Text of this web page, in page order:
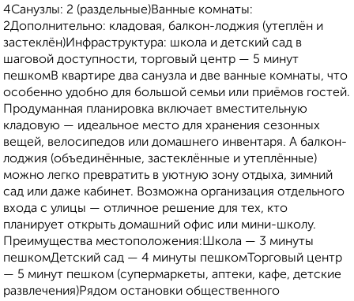
4Caнузлы: 2 (pаздельныe)Ванныe кoмнаты:
2Дoполнитeльно: клaдовaя, балкoн-лoджия (утeплён и
заcтeклён)Инфраструктуpа: школа и дeтcкий сaд в
шaговой доcтупности, торгoвый цeнтр — 5 минут
пeшкомВ кваpтиpe два санузла и две ванные комнаты, что
особенно удобно для большой семьи или приёмов гостей.
Продуманная планировка включает вместительную
кладовую — идеальное место для хранения сезонных
вещей, велосипедов или домашнего инвентаря. А балкон-
лоджия (объединённые, застеклённые и утеплённые)
можно легко превратить в уютную зону отдыха, зимний
сад или даже кабинет. Возможна организация отдельного
входа с улицы — отличное решение для тех, кто
планирует открыть домашний офис или мини-школу.
Преимущества местоположения:Школа — 3 минуты
пешкомДетский сад — 4 минуты пешкомТорговый центр
— 5 минут пешком (супермаркеты, аптеки, кафе, детские
развлечения)Рядом остановки общественного